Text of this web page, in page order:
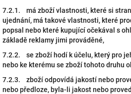
7.2.1. má zboží vlastnosti, které si
ujednání, má takové vlastnosti, které
popsal nebo které kupující očekával s
základě reklamy jimi prováděné,
7.2.2. se zboží hodí k účelu, který pro
nebo ke kterému se zboží tohoto druhu
7.2.3. zboží odpovídá jakostí nebo
nebo předloze, byla-li jakost nebo